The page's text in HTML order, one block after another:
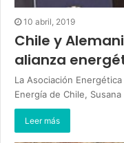
10 abril, 2019
Chile y
alianza
La Asociación
Energía de Chile,
Leer más